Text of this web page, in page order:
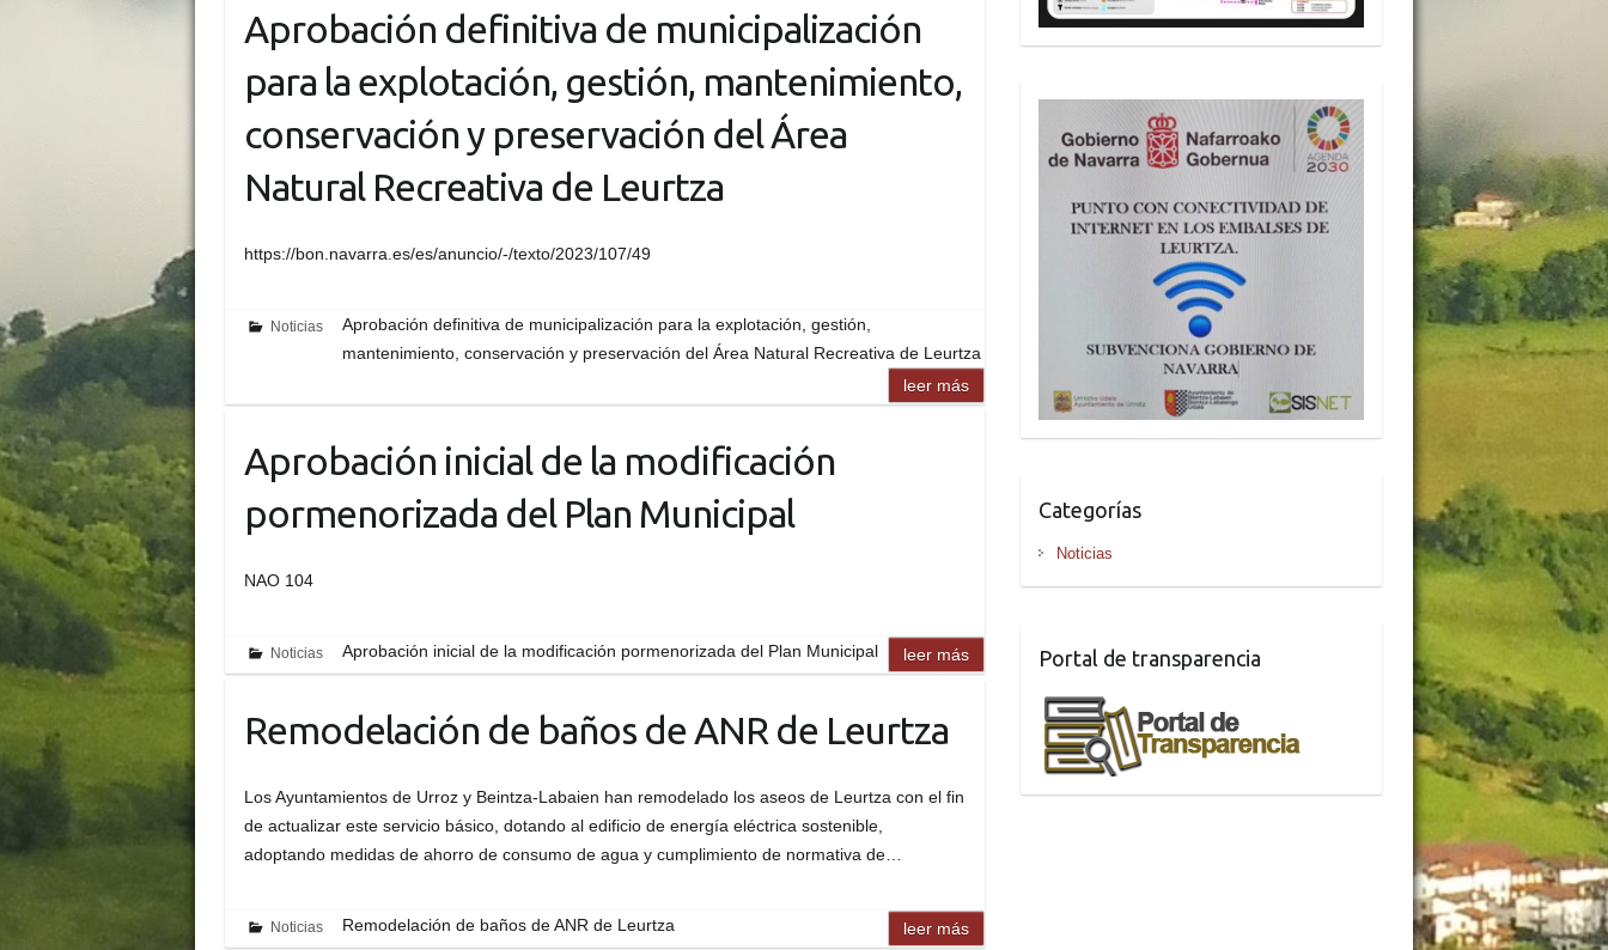
Aprobación definitiva de municipalización
para la explotación, gestión, mantenimiento,
conservación y preservación del Área
Natural Recreativa de Leurtza
https://bon.navarra.es/es/anuncio/-/texto/2023/107/49
Noticias
Aprobación definitiva de municipalización para la explotación, gestión,
mantenimiento, conservación y preservación del Área Natural Recreativa de Leurtza
leer más
Aprobación inicial de la modificación
pormenorizada del Plan Municipal
NAO 104
Noticias Aprobación inicial de la modificación pormenorizada del Plan Municipal leer más
Remodelación de baños de ANR de Leurtza
Los Ayuntamientos de Urroz y Beintza-Labaien han remodelado los aseos de Leurtza con el fin
de actualizar este servicio básico, dotando al edificio de energía eléctrica sostenible,
adoptando medidas de ahorro de consumo de agua y cumplimiento de normativa de…
Noticias Remodelación de baños de ANR de Leurtza leer más
Categorías
Noticias
Portal de transparencia